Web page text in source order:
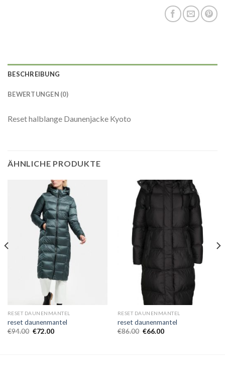
BESCHREIBUNG
BEWERTUNGEN (0)
Reset halblange Daunenjacke Kyoto
ÄHNLICHE PRODUKTE
RESET DAUNENMANTEL
reset daunenmantel
€94.00 €72.00
RESET DAUNENMANTEL
reset daunenmantel
€86.00 €66.00